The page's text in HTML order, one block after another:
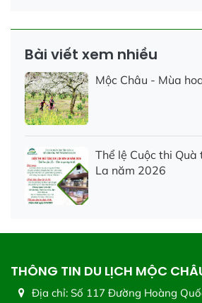
Bài viết xem nhiều
Mộc Châu - Mùa
Thể lệ Cuộc thi
La năm 2026
THÔNG TIN DU LỊCH MỘC
Địa chỉ: Số 117 Đường Hoàng